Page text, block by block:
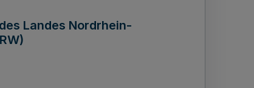
Landes Nordrhein-